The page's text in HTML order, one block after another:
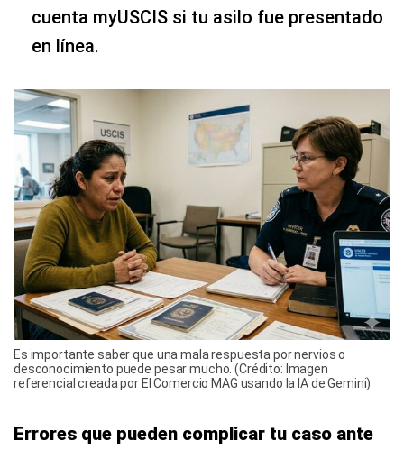
cuenta myUSCIS si tu asilo fue presentado
en línea.
Es importante saber que una mala respuesta por nervios o
desconocimiento puede pesar mucho. (Crédito: Imagen
referencial creada por El Comercio MAG usando la IA de Gemini)
Errores que pueden complicar tu caso ante